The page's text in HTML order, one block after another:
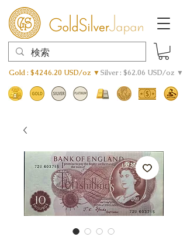
Gold : $4246.20 USD/oz ▼Silver : $62.06 USD/oz ▼